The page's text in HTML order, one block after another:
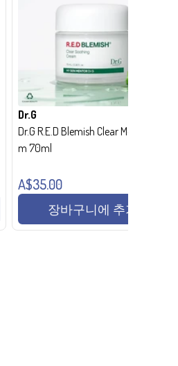
Dr.G
Dr.G R.E.D Blemish Clear Moisture Crea
m 70ml
A$35.00
장바구니에 추가